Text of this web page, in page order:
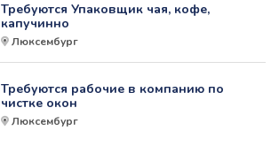
Требуются Упаковщик чая, кофе,
капучинно
Люксембург
Требуются рабочие в компанию по
чистке окон
Люксембург